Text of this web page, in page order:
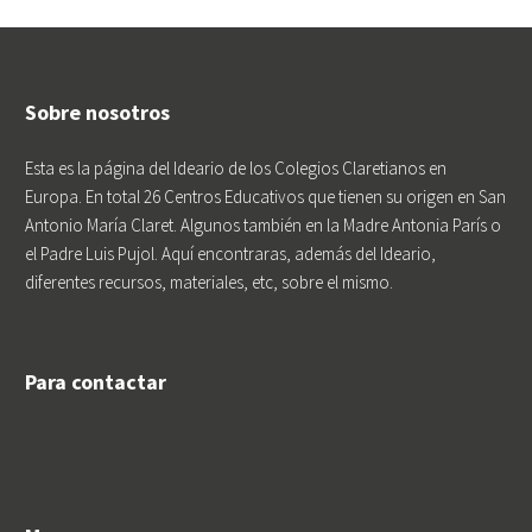
Sobre nosotros
Esta es la página del Ideario de los Colegios Claretianos en
Europa. En total 26 Centros Educativos que tienen su origen en San
Antonio María Claret. Algunos también en la Madre Antonia París o
el Padre Luis Pujol. Aquí encontraras, además del Ideario,
diferentes recursos, materiales, etc, sobre el mismo.
Para contactar